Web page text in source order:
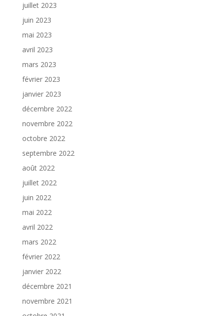
juillet 2023
juin 2023
mai 2023
avril 2023
mars 2023
février 2023
janvier 2023
décembre 2022
novembre 2022
octobre 2022
septembre 2022
août 2022
juillet 2022
juin 2022
mai 2022
avril 2022
mars 2022
février 2022
janvier 2022
décembre 2021
novembre 2021